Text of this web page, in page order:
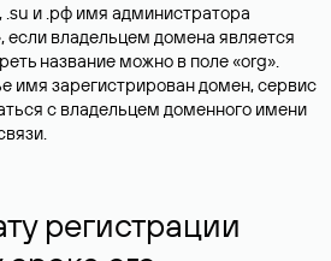
.su и .рф имя администратора
если владельцем домена является
название можно в поле «org».
имя зарегистрирован домен, сервис
с владельцем доменного имени
регистрации